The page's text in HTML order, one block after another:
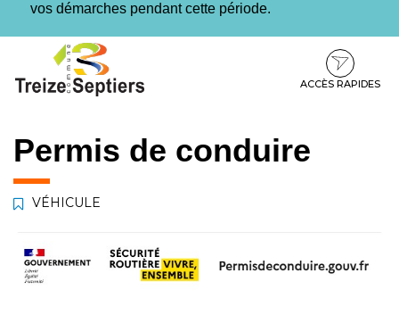
vos démarches pendant cette période.
contenu
pied
ACCÈS RAPIDES
Permis de conduire
VÉHICULE